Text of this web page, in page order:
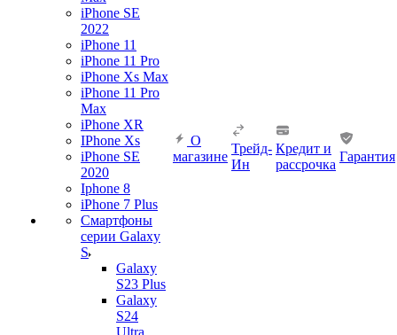
iPhone SE
2022
iPhone 11
iPhone 11 Pro
iPhone Xs Max
iPhone 11 Pro
Max
iPhone XR
IPhone Xs
iPhone SE
2020
Iphone 8
iPhone 7 Plus
Смартфоны
серии Galaxy
S
Galaxy
S23 Plus
Galaxy
S24
Ultra
О
магазине
Трейд-
Ин
Кредит и
рассрочка
Гарантия